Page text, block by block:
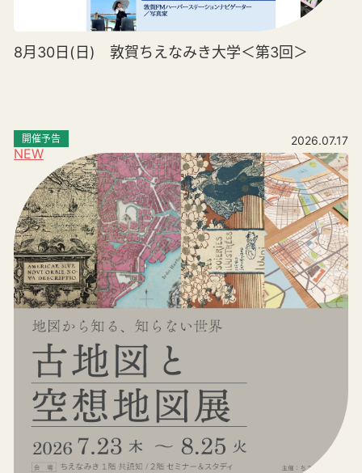
8月30日(日) 敦賀ちえなみき大学＜第3回＞
NEW
開催予告 2026.07.17